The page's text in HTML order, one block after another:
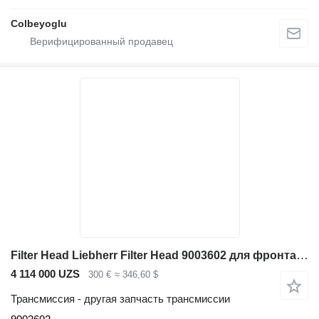
Colbeyoglu
Filter Head Liebherr Filter Head 9003602 для фронтального погрузчика Liebherr L580 / L576 / L566 / L586
4 114 000 UZS 300 € ≈ 346,60 $
Трансмиссия - другая запчасть трансмиссии